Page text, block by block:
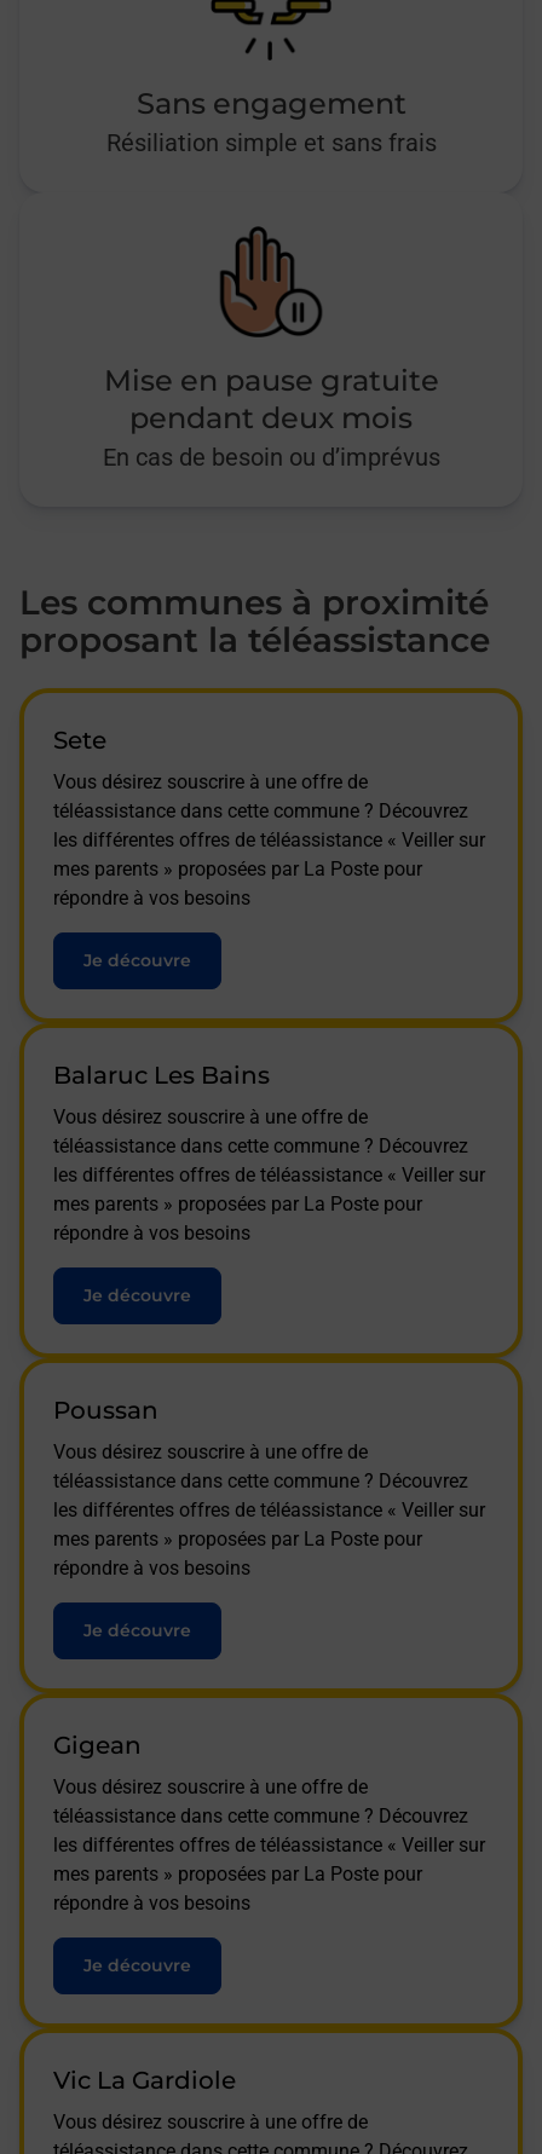
Sans engagement
Résiliation simple et sans frais
Mise en pause gratuite
pendant deux mois
En cas de besoin ou d’imprévus
Les communes à proximité
proposant la téléassistance
Sete
Vous désirez souscrire à une offre de
téléassistance dans cette commune ? Découvrez
les différentes offres de téléassistance « Veiller sur
mes parents » proposées par La Poste pour
répondre à vos besoins
Je découvre
Balaruc Les Bains
Vous désirez souscrire à une offre de
téléassistance dans cette commune ? Découvrez
les différentes offres de téléassistance « Veiller sur
mes parents » proposées par La Poste pour
répondre à vos besoins
Je découvre
Poussan
Vous désirez souscrire à une offre de
téléassistance dans cette commune ? Découvrez
les différentes offres de téléassistance « Veiller sur
mes parents » proposées par La Poste pour
répondre à vos besoins
Je découvre
Gigean
Vous désirez souscrire à une offre de
téléassistance dans cette commune ? Découvrez
les différentes offres de téléassistance « Veiller sur
mes parents » proposées par La Poste pour
répondre à vos besoins
Je découvre
Vic La Gardiole
Vous désirez souscrire à une offre de